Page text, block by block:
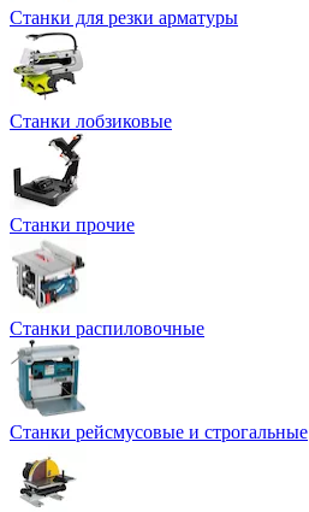
Станки для резки арматуры
Станки лобзиковые
Станки прочие
Станки распиловочные
Станки рейсмусовые и строгальные